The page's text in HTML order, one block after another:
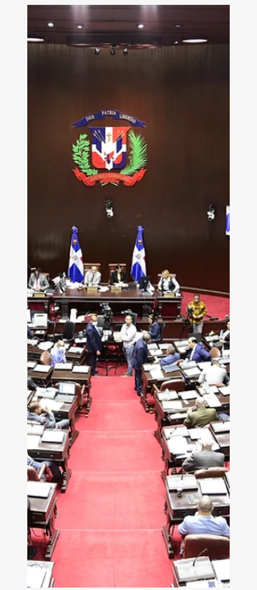
Diputados, Alfredo
Pacheco, junto...
proyecto de ley
del Presupuesto
General...